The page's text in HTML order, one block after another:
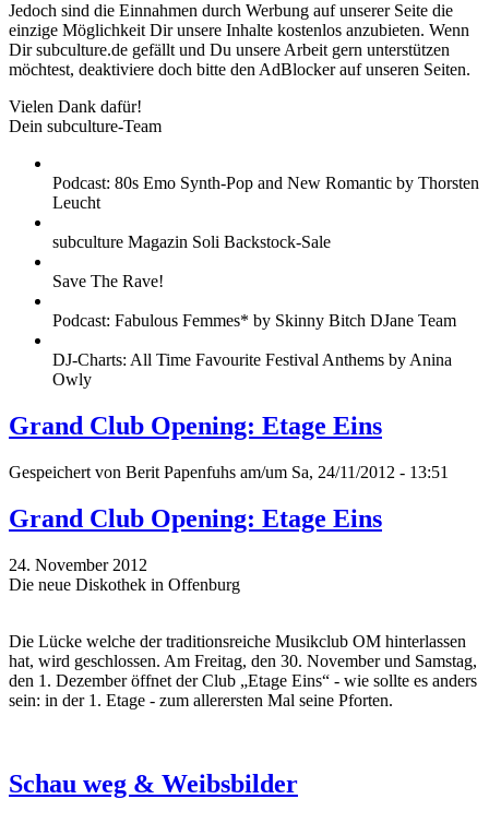
Jedoch sind die Einnahmen durch Werbung auf unserer Seite die
einzige Möglichkeit Dir unsere Inhalte kostenlos anzubieten. Wenn
Dir subculture.de gefällt und Du unsere Arbeit gern unterstützen
möchtest, deaktiviere doch bitte den AdBlocker auf unseren Seiten.
Vielen Dank dafür!
Dein subculture-Team
Podcast: 80s Emo Synth-Pop and New Romantic by Thorsten
Leucht
subculture Magazin Soli Backstock-Sale
Save The Rave!
Podcast: Fabulous Femmes* by Skinny Bitch DJane Team
DJ-Charts: All Time Favourite Festival Anthems by Anina
Owly
Grand Club Opening: Etage Eins
Gespeichert von Berit Papenfuhs am/um Sa, 24/11/2012 - 13:51
Grand Club Opening: Etage Eins
24. November 2012
Die neue Diskothek in Offenburg
Die Lücke welche der traditionsreiche Musikclub OM hinterlassen
hat, wird geschlossen. Am Freitag, den 30. November und Samstag,
den 1. Dezember öffnet der Club „Etage Eins“ - wie sollte es anders
sein: in der 1. Etage - zum allerersten Mal seine Pforten.
Schau weg & Weibsbilder